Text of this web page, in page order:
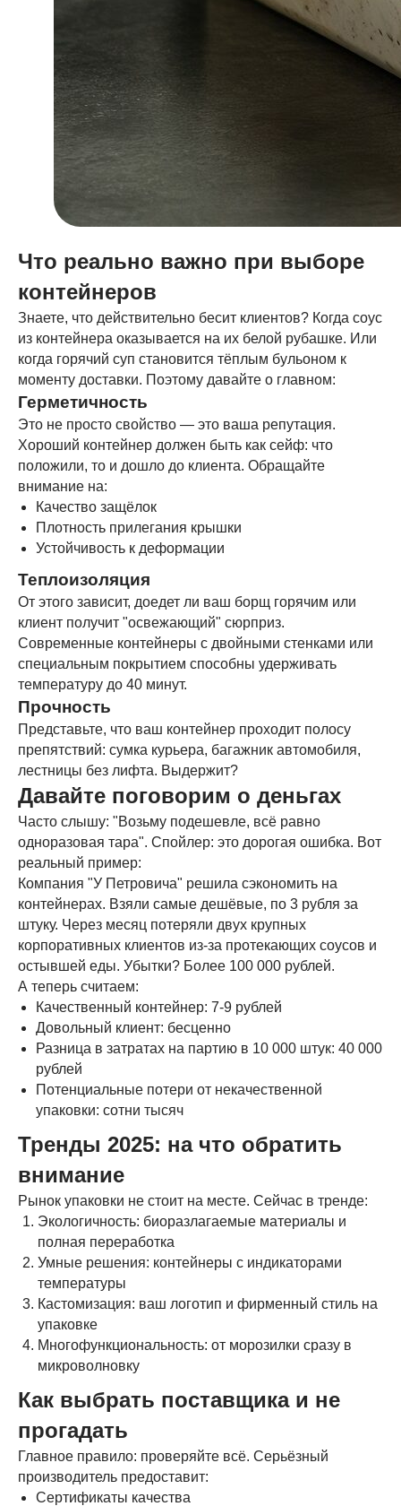
Что реально важно при выборе
контейнеров
Знаете, что действительно бесит клиентов? Когда соус
из контейнера оказывается на их белой рубашке. Или
когда горячий суп становится тёплым бульоном к
моменту доставки. Поэтому давайте о главном:
Герметичность
Это не просто свойство — это ваша репутация.
Хороший контейнер должен быть как сейф: что
положили, то и дошло до клиента. Обращайте
внимание на:
Качество защёлок
Плотность прилегания крышки
Устойчивость к деформации
Теплоизоляция
От этого зависит, доедет ли ваш борщ горячим или
клиент получит "освежающий" сюрприз.
Современные контейнеры с двойными стенками или
специальным покрытием способны удерживать
температуру до 40 минут.
Прочность
Представьте, что ваш контейнер проходит полосу
препятствий: сумка курьера, багажник автомобиля,
лестницы без лифта. Выдержит?
Давайте поговорим о деньгах
Часто слышу: "Возьму подешевле, всё равно
одноразовая тара". Спойлер: это дорогая ошибка. Вот
реальный пример:
Компания "У Петровича" решила сэкономить на
контейнерах. Взяли самые дешёвые, по 3 рубля за
штуку. Через месяц потеряли двух крупных
корпоративных клиентов из-за протекающих соусов и
остывшей еды. Убытки? Более 100 000 рублей.
А теперь считаем:
Качественный контейнер: 7-9 рублей
Довольный клиент: бесценно
Разница в затратах на партию в 10 000 штук: 40 000
рублей
Потенциальные потери от некачественной
упаковки: сотни тысяч
Тренды 2025: на что обратить
внимание
Рынок упаковки не стоит на месте. Сейчас в тренде:
Экологичность: биоразлагаемые материалы и
полная переработка
Умные решения: контейнеры с индикаторами
температуры
Кастомизация: ваш логотип и фирменный стиль на
упаковке
Многофункциональность: от морозилки сразу в
микроволновку
Как выбрать поставщика и не
прогадать
Главное правило: проверяйте всё. Серьёзный
производитель предоставит:
Сертификаты качества